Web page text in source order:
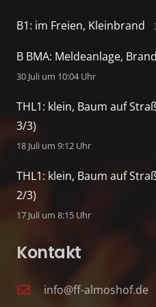
B1: im Freien, Kleinbrand
B BMA: Meldeanlage,
30 Juli um 10:04 Uhr
THL1: klein, Baum auf
3/3)
18 Juli um 9:12 Uhr
THL1: klein, Baum auf
2/3)
17 Juli um 8:15 Uhr
Kontakt
info@ff-almoshof.de